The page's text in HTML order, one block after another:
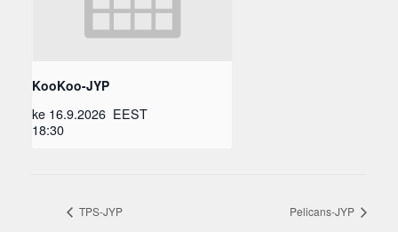
KooKoo-JYP
ke 16.9.2026
18:30
EEST
TPS-JYP Pelicans-JYP